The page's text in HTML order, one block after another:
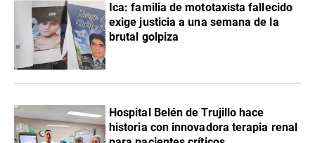
Ica: familia de mototaxista fallecido
exige justicia a una semana de la
brutal golpiza
Hospital Belén de Trujillo hace
historia con innovadora terapia renal